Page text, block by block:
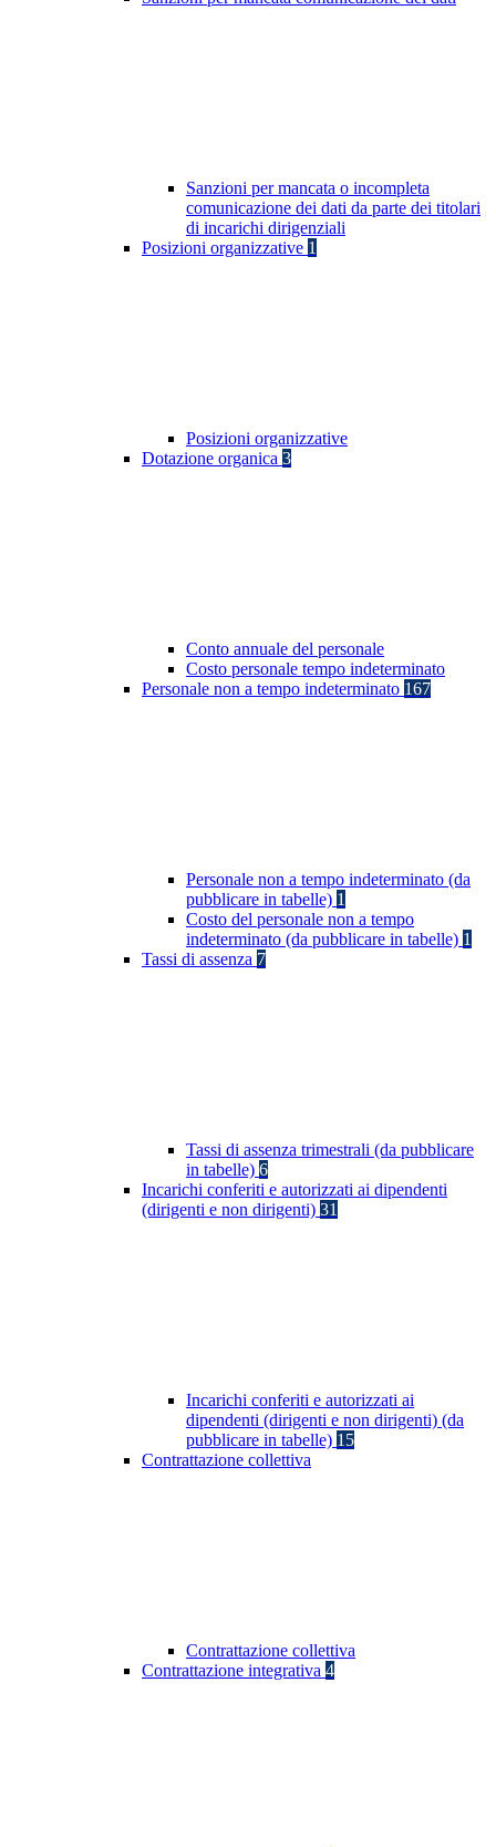
Sanzioni per mancata o incompleta
comunicazione dei dati da parte dei titolari
di incarichi dirigenziali
Posizioni organizzative 1
Posizioni organizzative
Dotazione organica 3
Conto annuale del personale
Costo personale tempo indeterminato
Personale non a tempo indeterminato 167
Personale non a tempo indeterminato (da
pubblicare in tabelle) 1
Costo del personale non a tempo
indeterminato (da pubblicare in tabelle) 1
Tassi di assenza 7
Tassi di assenza trimestrali (da pubblicare
in tabelle) 6
Incarichi conferiti e autorizzati ai dipendenti
(dirigenti e non dirigenti) 31
Incarichi conferiti e autorizzati ai
dipendenti (dirigenti e non dirigenti) (da
pubblicare in tabelle) 15
Contrattazione collettiva
Contrattazione collettiva
Contrattazione integrativa 4